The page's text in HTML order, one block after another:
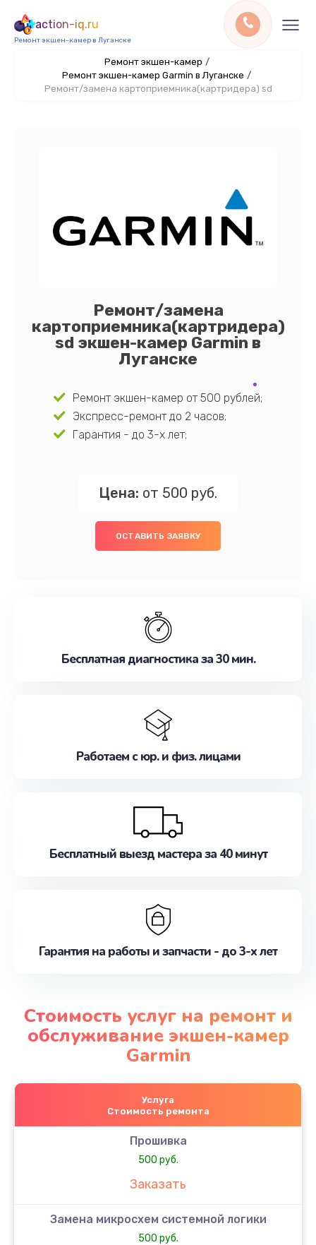
action-iq.ru
Ремонт экшен-камер в Луганске
Ремонт экшен-камер /
Ремонт экшен-камер Garmin в Луганске /
Ремонт/замена картоприемника(картридера) sd
Ремонт/замена
картоприемника(картридера)
sd экшен-камер Garmin в
Луганске
Ремонт экшен-камер от 500 рублей;
Экспресс-ремонт до 2 часов;
Гарантия - до 3-х лет;
Цена: от 500 руб.
ОСТАВИТЬ ЗАЯВКУ
Бесплатная диагностика за 30 мин.
Работаем с юр. и физ. лицами
Бесплатный выезд мастера за 40 минут
Гарантия на работы и запчасти - до 3-х лет
Стоимость услуг на ремонт и
обслуживание экшен-камер
Garmin
Услуга
Стоимость ремонта
Прошивка
500 руб.
Заказать
Замена микросхем системной логики
500 руб.